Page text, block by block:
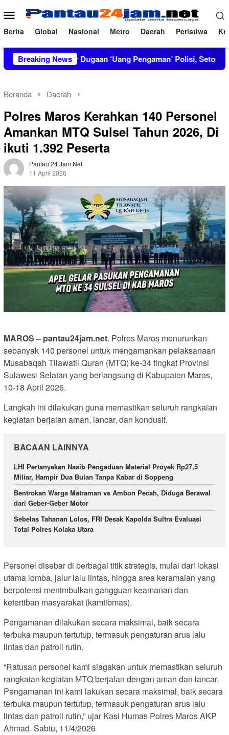
ke
konten
Menu
Mobile
Berita Global Nasional Metro Daerah Peristiwa
Breaking News
Bongkar Dugaan ‘Uang Pengaman’ Polisi, Setor Rp2,5 Juta
Beranda Daerah
Polres Maros Kerahkan 140 Personel
Amankan MTQ Sulsel Tahun 2026, Di
ikuti 1.392 Peserta
Pantau 24 Jam Net
11 April 2026
MAROS – pantau24jam.net. Polres Maros menurunkan
sebanyak 140 personel untuk mengamankan pelaksanaan
Musabaqah Tilawatil Quran (MTQ) ke-34 tingkat Provinsi
Sulawesi Selatan yang berlangsung di Kabupaten Maros,
10-18 April 2026.
Langkah ini dilakukan guna memastikan seluruh rangkaian
kegiatan berjalan aman, lancar, dan kondusif.
BACAAN LAINNYA
LHI Pertanyakan Nasib Pengaduan Material Proyek Rp27,5
Miliar, Hampir Dua Bulan Tanpa Kabar di Soppeng
Bentrokan Warga Matraman vs Ambon Pecah, Diduga Berawal
dari Geber-Geber Motor
Sebelas Tahanan Lolos, FRI Desak Kapolda Sultra Evaluasi
Total Polres Kolaka Utara
Personel disebar di berbagai titik strategis, mulai dari lokasi
utama lomba, jalur lalu lintas, hingga area keramaian yang
berpotensi menimbulkan gangguan keamanan dan
ketertiban masyarakat (kamtibmas).
Pengamanan dilakukan secara maksimal, baik secara
terbuka maupun tertutup, termasuk pengaturan arus lalu
lintas dan patroli rutin.
“Ratusan personel kami siagakan untuk memastikan seluruh
rangkaian kegiatan MTQ berjalan dengan aman dan lancar.
Pengamanan ini kami lakukan secara maksimal, baik secara
terbuka maupun tertutup, termasuk pengaturan arus lalu
lintas dan patroli rutin,” ujar Kasi Humas Polres Maros AKP
Ahmad. Sabtu, 11/4/2026